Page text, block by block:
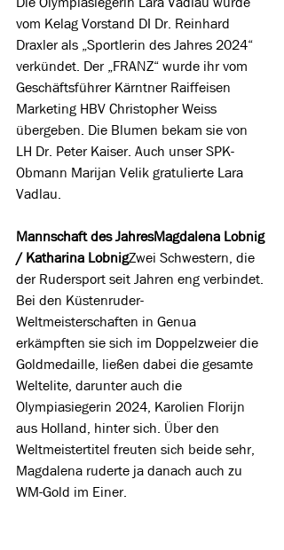
vom Kelag Vorstand DI Dr. Reinhard
Draxler als „Sportlerin des Jahres 2024“
verkündet. Der „FRANZ“ wurde ihr vom
Geschäftsführer Kärntner Raiffeisen
Marketing HBV Christopher Weiss
übergeben. Die Blumen bekam sie von
LH Dr. Peter Kaiser. Auch unser SPK-
Obmann Marijan Velik gratulierte Lara
Vadlau.
Mannschaft des JahresMagdalena Lobnig
/ Katharina LobnigZwei Schwestern, die
der Rudersport seit Jahren eng verbindet.
Bei den Küstenruder-
Weltmeisterschaften in Genua
erkämpften sie sich im Doppelzweier die
Goldmedaille, ließen dabei die gesamte
Weltelite, darunter auch die
Olympiasiegerin 2024, Karolien Florijn
aus Holland, hinter sich. Über den
Weltmeistertitel freuten sich beide sehr,
Magdalena ruderte ja danach auch zu
WM-Gold im Einer.